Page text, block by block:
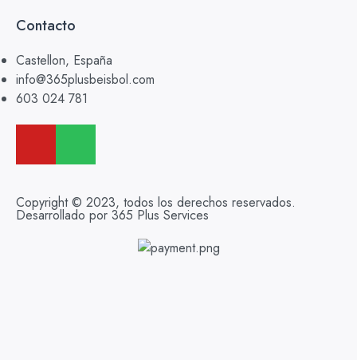
Contacto
Castellon, España
info@365plusbeisbol.com
603 024 781
Copyright © 2023, todos los derechos reservados.
Desarrollado por 365 Plus Services